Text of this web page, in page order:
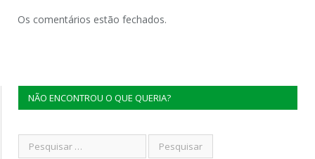
Os comentários estão fechados.
NÃO ENCONTROU O QUE QUERIA?